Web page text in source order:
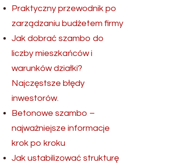
Praktyczny przewodnik po
zarządzaniu budżetem firmy
Jak dobrać szambo do
liczby mieszkańców i
warunków działki?
Najczęstsze błędy
inwestorów.
Betonowe szambo –
najważniejsze informacje
krok po kroku
Jak ustabilizować strukturę